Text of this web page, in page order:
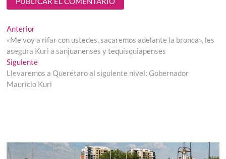
Navegación
de
entradas
AnteriorEntrada
anterior:
«Me voy a rifar con ustedes, sacaremos adelante la bronca», les
asegura Kuri a sanjuanenses y tequisquiapenses
SiguienteEntrada
siguiente:
Llevaremos a Querétaro al siguiente nivel: Gobernador
Mauricio Kuri